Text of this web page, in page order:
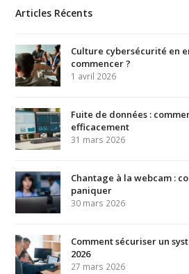
Articles Récents
Culture cybersécurité en
commencer ?
1 avril 2026
Fuite de données :
efficacement
31 mars 2026
Chantage à la webcam :
paniquer
30 mars 2026
Comment sécuriser un
2026
27 mars 2026